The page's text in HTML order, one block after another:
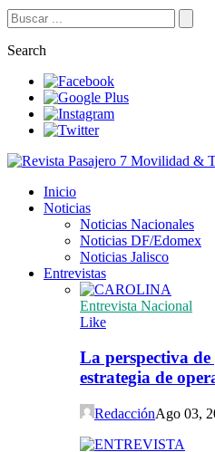
Search
Inicio
Noticias
Noticias Nacionales
Noticias DF/Edomex
Noticias Jalisco
Entrevistas
Entrevista Nacional
Like
La perspectiva
estrategia de
RedacciónAgo 03,